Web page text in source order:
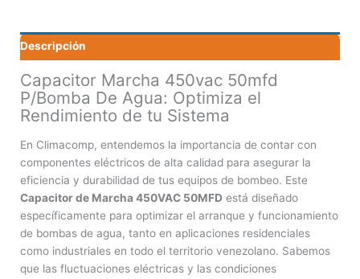
cantidad
Descripción
Capacitor Marcha 450vac 50mfd
P/Bomba De Agua: Optimiza el
Rendimiento de tu Sistema
En Climacomp, entendemos la importancia de contar con
componentes eléctricos de alta calidad para asegurar la
eficiencia y durabilidad de tus equipos de bombeo. Este
Capacitor de Marcha 450VAC 50MFD está diseñado
específicamente para optimizar el arranque y funcionamiento
de bombas de agua, tanto en aplicaciones residenciales
como industriales en todo el territorio venezolano. Sabemos
que las fluctuaciones eléctricas y las condiciones